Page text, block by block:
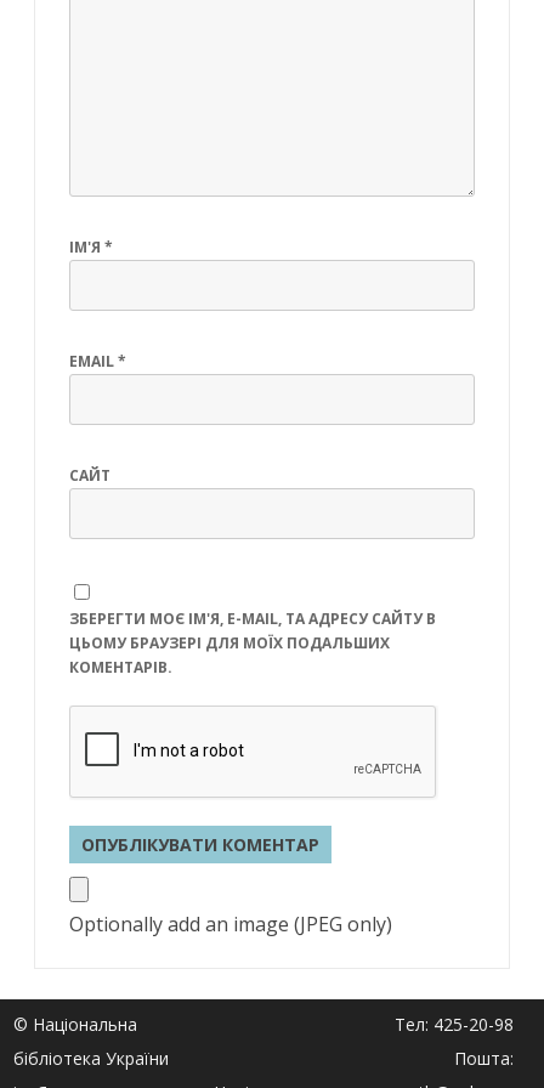
ІМ'Я *
EMAIL*
САЙТ
ЗБЕРЕГТИ МОЄ ІМ'Я, E-MAIL, ТА АДРЕСУ САЙТУ В
ЦЬОМУ БРАУЗЕРІ ДЛЯ МОЇХ ПОДАЛЬШИХ
КОМЕНТАРІВ.
Optionally add an image (JPEG only)
© Національна
бібліотека України
Тел: 425-20-98
Пошта: